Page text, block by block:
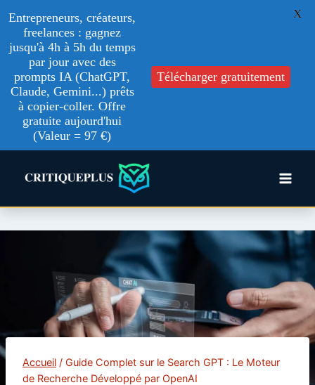
Accueil / Guide Complet sur le Search GPT : Le Moteur
de Recherche Développé par OpenAI
Entrepreneurs, créateurs,
freelances : gagnez
jusqu'à 4h à 5h du temps
par jour avec des
prompts IA (ChatGPT,
Claude, Gemini...) prêts
à copier-coller. Offre
gratuite aujourd'hui
(Valeur = 97 €)
Télécharger gratuitement
X